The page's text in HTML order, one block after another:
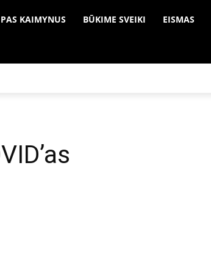
PAS KAIMYNUS BŪKIME SVEIKI EISMAS